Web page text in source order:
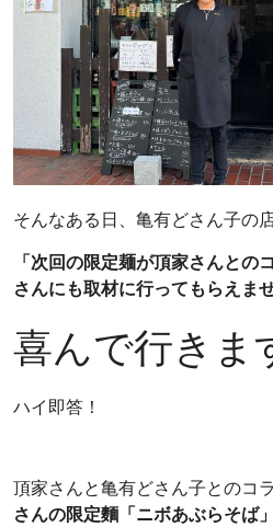
そんなある日、亀有どさん子の
「次回の限定麺が頂家さんとの
さんにも取材に行ってもらえま
喜んで行きま
ハイ即答！
頂家さんと亀有どさん子とのコ
さんの限定麵「ニボあぶらそば」